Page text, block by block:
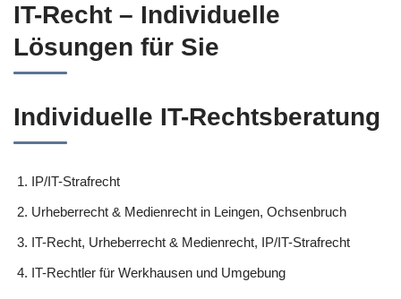
IT-Recht – Individuelle
Lösungen für Sie
Individuelle IT-Rechtsberatung
IP/IT-Strafrecht
Urheberrecht & Medienrecht in Leingen, Ochsenbruch
IT-Recht, Urheberrecht & Medienrecht, IP/IT-Strafrecht
IT-Rechtler für Werkhausen und Umgebung